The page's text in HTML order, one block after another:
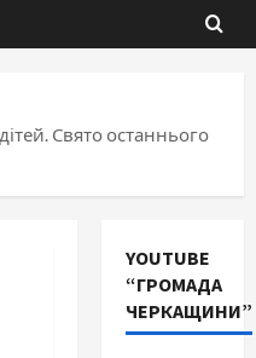
Свято останнього
YOUTUBE
“ГРОМАДА
ЧЕРКАЩИНИ”